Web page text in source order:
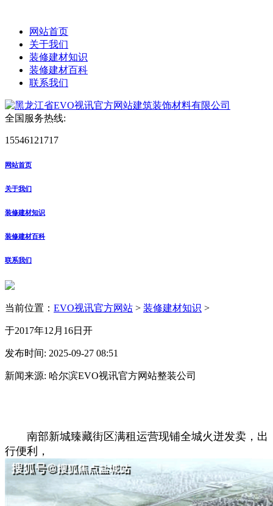
网站首页
关于我们
装修建材知识
装修建材百科
联系我们
全国服务热线:
15546121717
网站首页
关于我们
装修建材知识
装修建材百科
联系我们
当前位置： EVO视讯官方网站 > 装修建材知识 >
于2017年12月16日开
发布时间: 2025-09-27 08:51
新闻来源: 哈尔滨EVO视讯官方网站整装公司
南部新城臻藏街区满租运营现铺全城火迸发卖，出
行便利，